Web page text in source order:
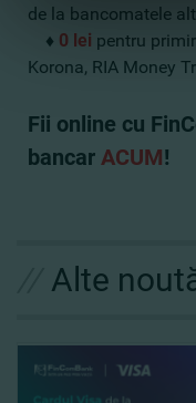
de la bancomatele
♦ 0 lei pentru
Korona, RIA Money
Fii online cu
bancar ACUM!
Alte